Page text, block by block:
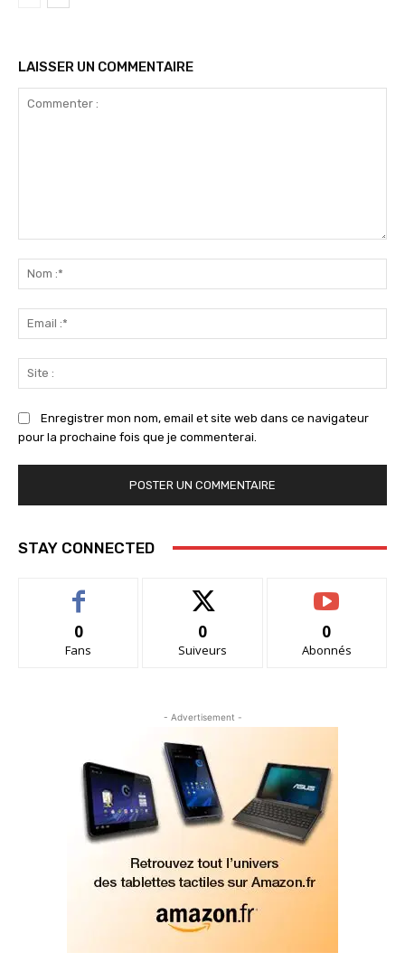
LAISSER UN COMMENTAIRE
:*
:*
:
Enregistrer mon nom, email et site web dans ce navigateur
pour la prochaine fois que je commenterai.
STAY CONNECTED
0
Fans
0
Suiveurs
0
Abonnés
- Advertisement -